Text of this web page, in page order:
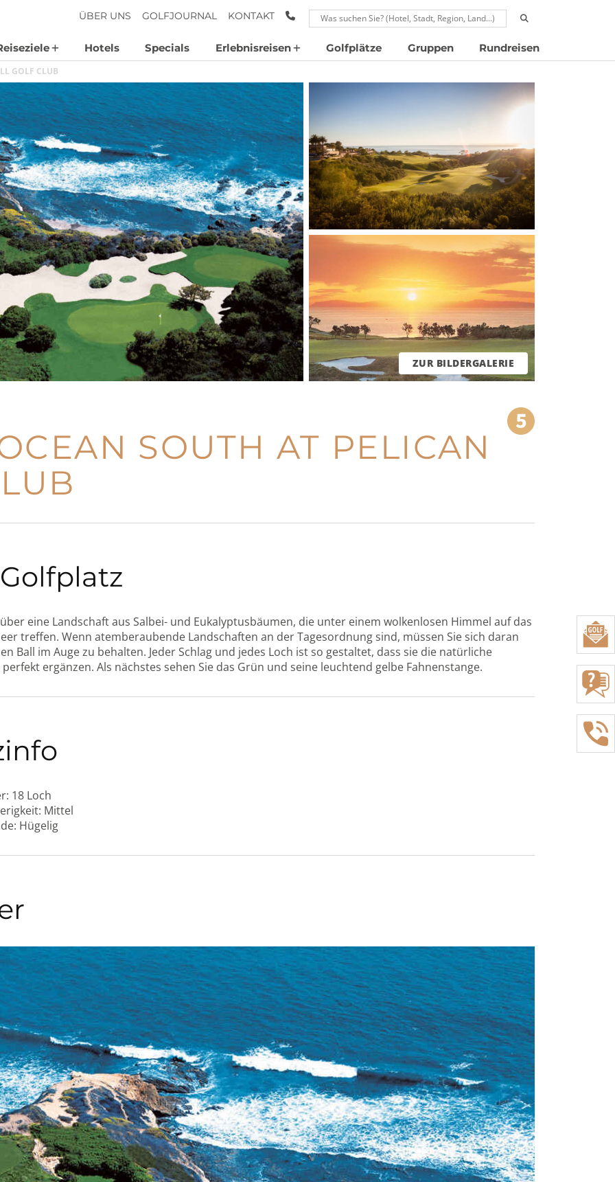
ÜBER UNS GOLFJOURNAL KONTAKT ANRUFEN: 00496024677910
Hotels Specials Erlebnisreisen Golfplätze Gruppen Rundreisen
GOLF CLUB
ZUR BILDERGALERIE
SOUTH AT PELICAN
eine Landschaft aus Salbei- und Eukalyptusbäumen, die unter einem wolkenlosen Himmel auf das
treffen. Wenn atemberaubende Landschaften an der Tagesordnung sind, müssen Sie sich daran
Ball im Auge zu behalten. Jeder Schlag und jedes Loch ist so gestaltet, dass sie die natürliche
ergänzen. Als nächstes sehen Sie das Grün und seine leuchtend gelbe Fahnenstange.
18 Loch
Mittel
Hügelig